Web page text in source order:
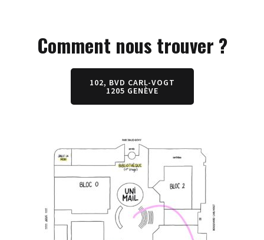
Comment nous trouver ?
102, BVD CARL-VOGT
1205 GENÈVE